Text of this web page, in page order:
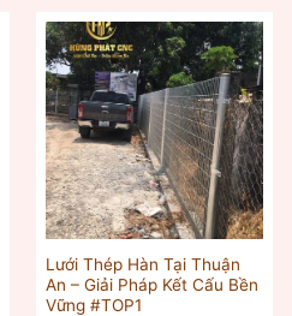
Lưới Thép Hàn Tại Thuận
An – Giải Pháp Kết Cấu Bền
Vững #TOP1